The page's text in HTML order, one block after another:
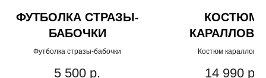
ФУТБОЛКА СТРАЗЫ-
БАБОЧКИ
Футболка стразы-бабочки
5 500 р.
КОСТЮМ
Костюм каралловый
14 990 р.